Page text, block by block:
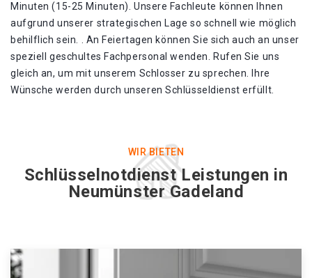
Minuten (15-25 Minuten). Unsere Fachleute können Ihnen
aufgrund unserer strategischen Lage so schnell wie möglich
behilflich sein. . An Feiertagen können Sie sich auch an unser
speziell geschultes Fachpersonal wenden. Rufen Sie uns
gleich an, um mit unserem Schlosser zu sprechen. Ihre
Wünsche werden durch unseren Schlüsseldienst erfüllt.
WIR BIETEN
Schlüsselnotdienst Leistungen in
Neumünster Gadeland